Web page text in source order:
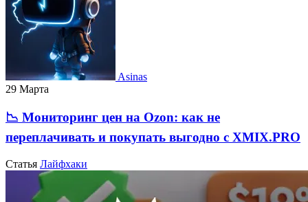
Asinas
29 Марта
📉 Мониторинг цен на Ozon: как не
переплачивать и покупать выгодно с XMIX.PRO
Статья Лайфхаки